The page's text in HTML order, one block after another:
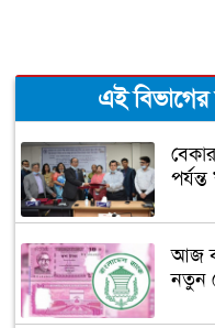
এই বিভাগের
আজ
নতুন